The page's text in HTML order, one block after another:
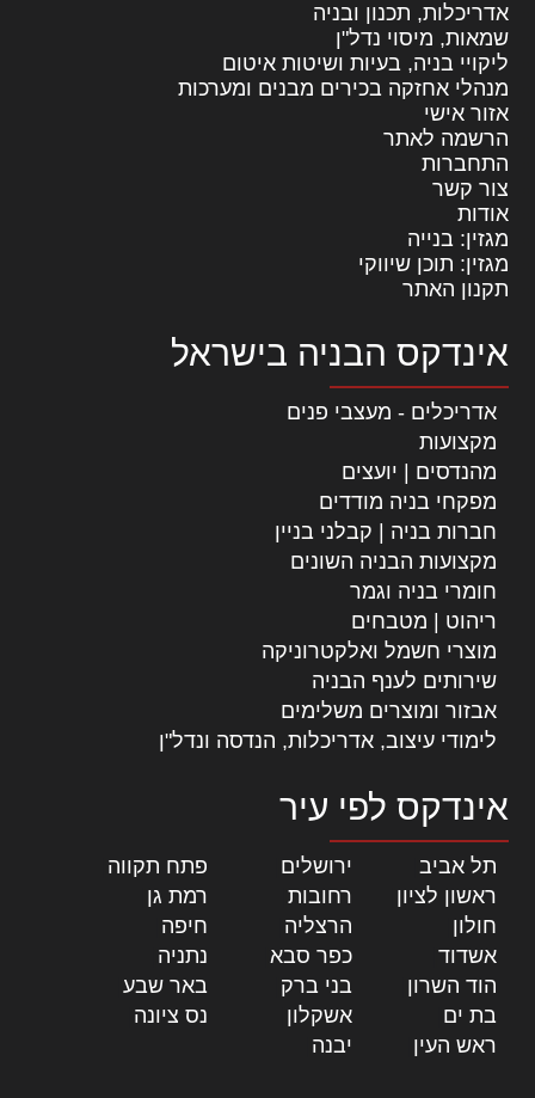
אדריכלות, תכנון ובניה
שמאות, מיסוי נדל"ן
ליקויי בניה, בעיות ושיטות איטום
מנהלי אחזקה בכירים מבנים ומערכות
אזור אישי
הרשמה לאתר
התחברות
צור קשר
אודות
מגזין: בנייה
מגזין: תוכן שיווקי
תקנון האתר
אינדקס הבניה בישראל
אדריכלים - מעצבי פנים
מקצועות
מהנדסים | יועצים
מפקחי בניה מודדים
חברות בניה | קבלני בניין
מקצועות הבניה השונים
חומרי בניה וגמר
ריהוט | מטבחים
מוצרי חשמל ואלקטרוניקה
שירותים לענף הבניה
אבזור ומוצרים משלימים
לימודי עיצוב, אדריכלות, הנדסה ונדל"ן
אינדקס לפי עיר
תל אביב ירושלים פתח תקווה
ראשון לציון
רחובות רמת גן
חולון
הרצליה חיפה
אשדוד
כפר סבא נתניה
הוד השרון
בני ברק באר שבע
בת ים
אשקלון נס ציונה
ראש העין
יבנה